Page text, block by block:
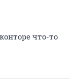
что-то